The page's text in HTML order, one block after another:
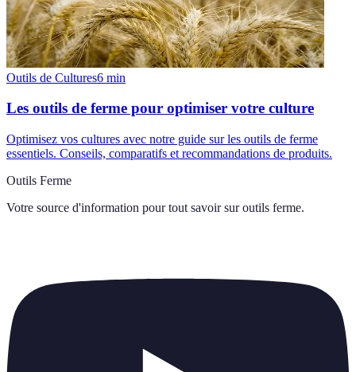
Outils de Cultures6 min
Les outils de ferme pour optimiser votre culture
Optimisez vos cultures avec notre guide sur les outils de ferme
essentiels. Conseils, comparatifs et recommandations de produits.
Outils Ferme
Votre source d'information pour tout savoir sur outils ferme.